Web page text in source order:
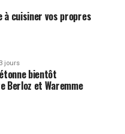
à cuisiner vos propres
jours
bientôt
Berloz et Waremme